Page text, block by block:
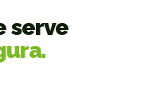
serve